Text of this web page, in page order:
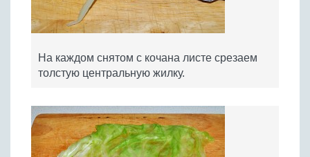
На каждом снятом с кочана листе срезаем
толстую центральную жилку.